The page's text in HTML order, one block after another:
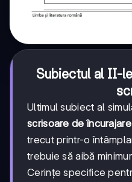
Subiectul al II-
Ultimul subiect al
scrisoare de încurajare
trecut printr-o
trebuie să aibă
Cerințe specifice